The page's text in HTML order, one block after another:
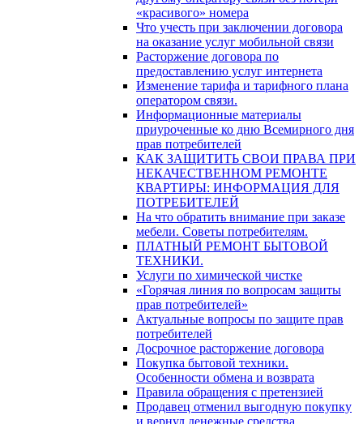
«красивого» номера
Что учесть при заключении договора
на оказание услуг мобильной связи
Расторжение договора по
предоставлению услуг интернета
Изменение тарифа и тарифного плана
оператором связи.
Информационные материалы
приуроченные ко дню Всемирного дня
прав потребителей
КАК ЗАЩИТИТЬ СВОИ ПРАВА ПРИ
НЕКАЧЕСТВЕННОМ РЕМОНТЕ
КВАРТИРЫ: ИНФОРМАЦИЯ ДЛЯ
ПОТРЕБИТЕЛЕЙ
На что обратить внимание при заказе
мебели. Советы потребителям.
ПЛАТНЫЙ РЕМОНТ БЫТОВОЙ
ТЕХНИКИ.
Услуги по химической чистке
«Горячая линия по вопросам защиты
прав потребителей»
Актуальные вопросы по защите прав
потребителей
Досрочное расторжение договора
Покупка бытовой техники.
Особенности обмена и возврата
Правила обращения с претензией
Продавец отменил выгодную покупку
и вернул денежные средства